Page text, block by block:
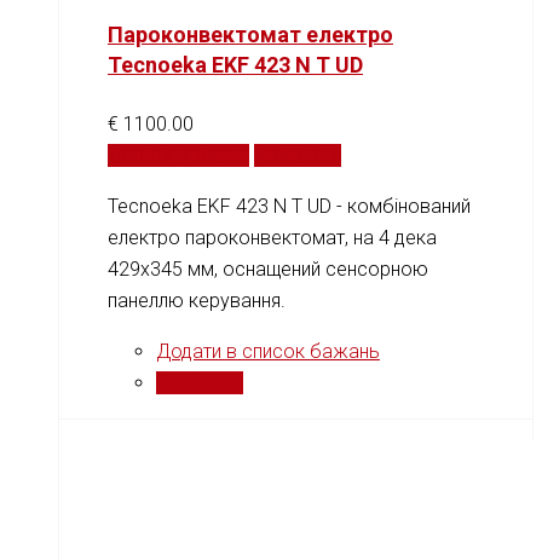
Пароконвектомат електро
Tecnoeka EKF 423 N T UD
€ 1100.00
Tecnoeka EKF 423 N T UD - комбінований
електро пароконвектомат, на 4 дека
429x345 мм, оснащений сенсорною
панеллю керування.
Додати в список бажань